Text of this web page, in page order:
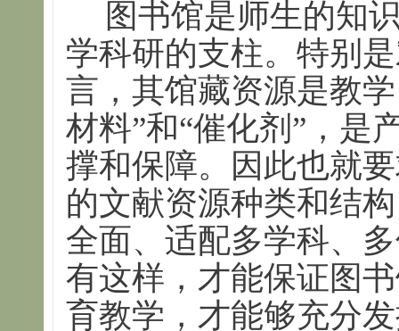
图书馆是师生的知
学科研的支柱。特别
言，其馆藏资源是教
材料”和“催化剂”，是
撑和保障。因此也就
的文献资源种类和结
全面、适配多学科、
有这样，才能保证图
育教学，才能够充分